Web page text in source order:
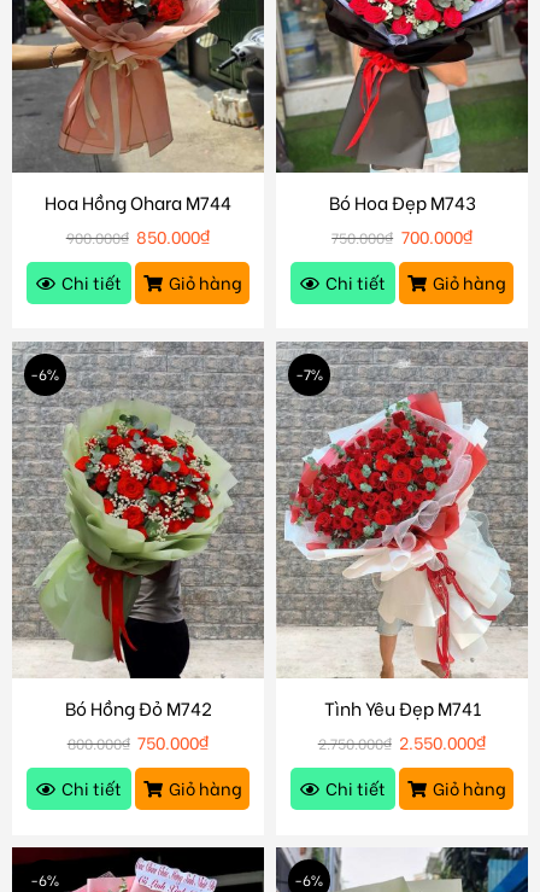
Hoa Hồng Ohara M744
900.000₫ 850.000₫
Chi tiết
Giỏ hàng
Bó Hoa Đẹp M743
750.000₫ 700.000₫
Chi tiết
Giỏ hàng
-6%
Bó Hồng Đỏ M742
800.000₫ 750.000₫
Chi tiết
Giỏ hàng
-7%
Tình Yêu Đẹp M741
2.750.000₫ 2.550.000₫
Chi tiết
Giỏ hàng
-6% -6%